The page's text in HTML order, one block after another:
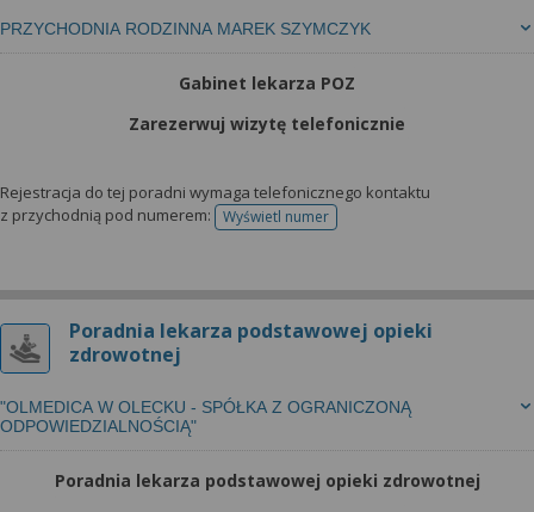
PRZYCHODNIA RODZINNA MAREK SZYMCZYK
Gabinet lekarza POZ
Zarezerwuj wizytę telefonicznie
Rejestracja do tej poradni wymaga telefonicznego kontaktu
z przychodnią pod numerem:
Wyświetl numertelefonu do rejestracji
Poradnia lekarza podstawowej opieki
zdrowotnej
"OLMEDICA W OLECKU - SPÓŁKA Z OGRANICZONĄ
ODPOWIEDZIALNOŚCIĄ"
Poradnia lekarza podstawowej opieki zdrowotnej